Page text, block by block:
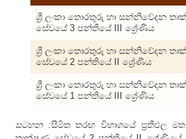
ශ්‍රී ලංකා තොරතුරු හා සන්නිවේදන
සේවයේ 3 පන්තියේ III ශ්‍රේණිය
ශ්‍රී ලංකා තොරතුරු හා සන්නිවේදන
සේවයේ 2 පන්තියේ II ශ්‍රේණිය
ශ්‍රී ලංකා තොරතුරු හා සන්නිවේදන
සේවයේ 1 පන්තියේ III ශ්‍රේණිය
සටහන :සීමිත තරඟ විභාගයේ ප්‍රතිඵල